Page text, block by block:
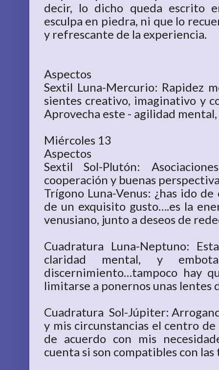
decir, lo dicho queda escrito
esculpa en piedra, ni que lo
y refrescante de la experiencia.
Aspectos
Sextil Luna-Mercurio: Rapidez
sientes creativo, imaginativo y
Aprovecha este - agilidad
Miércoles 13
Aspectos
Sextil Sol-Plutón:
cooperación y buenas
Trígono Luna-Venus: ¿has ido
de un exquisito gusto….es la
venusiano, junto a deseos de
Cuadratura Luna-Neptuno:
claridad mental, y
discernimiento…tampoco hay
limitarse a ponernos unas lentes
Cuadratura Sol-Júpiter:
y mis circunstancias el centro
de acuerdo con mis
cuenta si son compatibles con las